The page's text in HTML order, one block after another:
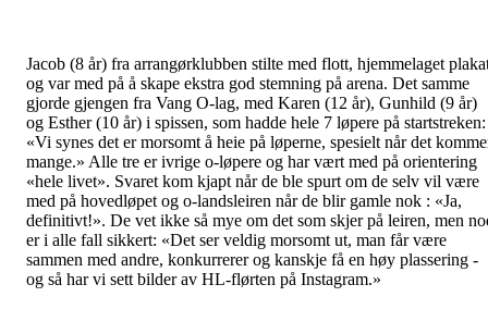
Jacob (8 år) fra arrangørklubben stilte med flott, hjemmelaget
og var med på å skape ekstra god stemning på arena. Det samme
gjorde gjengen fra Vang O-lag, med Karen (12 år), Gunhild (9 år)
og Esther (10 år) i spissen, som hadde hele 7 løpere på startstreken:
«Vi synes det er morsomt å heie på løperne, spesielt når det
mange.» Alle tre er ivrige o-løpere og har vært med på orientering
«hele livet». Svaret kom kjapt når de ble spurt om de selv vil være
med på hovedløpet og o-landsleiren når de blir gamle nok : «Ja,
definitivt!». De vet ikke så mye om det som skjer på leiren, men
er i alle fall sikkert: «Det ser veldig morsomt ut, man får være
sammen med andre, konkurrerer og kanskje få en høy plassering -
og så har vi sett bilder av HL-flørten på Instagram.»